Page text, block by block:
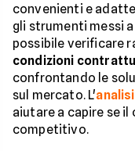
convenienti e
gli strumenti messi
possibile verificare
condizioni
confrontando le
sul mercato. L'
aiutare a capire se
competitivo.